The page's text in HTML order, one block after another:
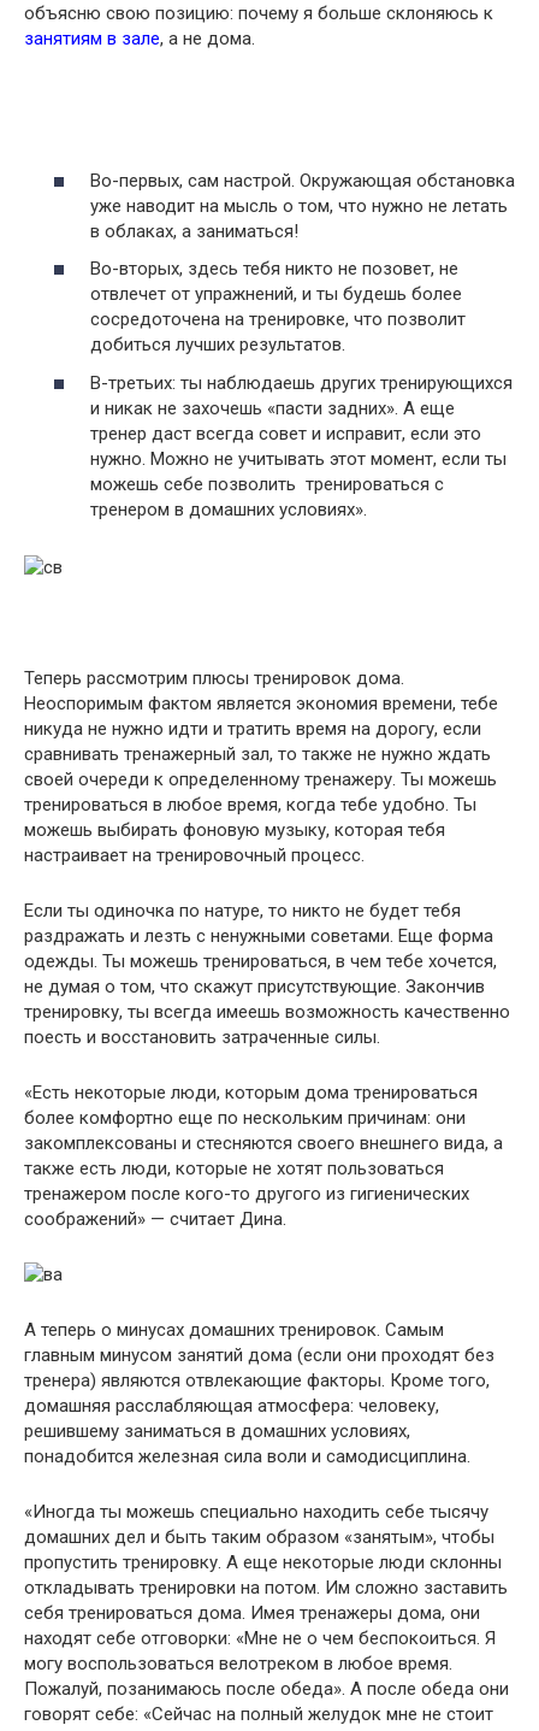
объясню свою позицию: почему я больше склоняюсь к
занятиям в зале, а не дома.
Во-первых, сам настрой. Окружающая обстановка
уже наводит на мысль о том, что нужно не летать
в облаках, а заниматься!
Во-вторых, здесь тебя никто не позовет, не
отвлечет от упражнений, и ты будешь более
сосредоточена на тренировке, что позволит
добиться лучших результатов.
В-третьих: ты наблюдаешь других тренирующихся
и никак не захочешь «пасти задних». А еще
тренер даст всегда совет и исправит, если это
нужно. Можно не учитывать этот момент, если ты
можешь себе позволить тренироваться с
тренером в домашних условиях».
Теперь рассмотрим плюсы тренировок дома.
Неоспоримым фактом является экономия времени, тебе
никуда не нужно идти и тратить время на дорогу, если
сравнивать тренажерный зал, то также не нужно ждать
своей очереди к определенному тренажеру. Ты можешь
тренироваться в любое время, когда тебе удобно. Ты
можешь выбирать фоновую музыку, которая тебя
настраивает на тренировочный процесс.
Если ты одиночка по натуре, то никто не будет тебя
раздражать и лезть с ненужными советами. Еще форма
одежды. Ты можешь тренироваться, в чем тебе хочется,
не думая о том, что скажут присутствующие. Закончив
тренировку, ты всегда имеешь возможность качественно
поесть и восстановить затраченные силы.
«Есть некоторые люди, которым дома тренироваться
более комфортно еще по нескольким причинам: они
закомплексованы и стесняются своего внешнего вида, а
также есть люди, которые не хотят пользоваться
тренажером после кого-то другого из гигиенических
соображений» — считает Дина.
А теперь о минусах домашних тренировок. Самым
главным минусом занятий дома (если они проходят без
тренера) являются отвлекающие факторы. Кроме того,
домашняя расслабляющая атмосфера: человеку,
решившему заниматься в домашних условиях,
понадобится железная сила воли и самодисциплина.
«Иногда ты можешь специально находить себе тысячу
домашних дел и быть таким образом «занятым», чтобы
пропустить тренировку. А еще некоторые люди склонны
откладывать тренировки на потом. Им сложно заставить
себя тренироваться дома. Имея тренажеры дома, они
находят себе отговорки: «Мне не о чем беспокоиться. Я
могу воспользоваться велотреком в любое время.
Пожалуй, позанимаюсь после обеда». А после обеда они
говорят себе: «Сейчас на полный желудок мне не стоит